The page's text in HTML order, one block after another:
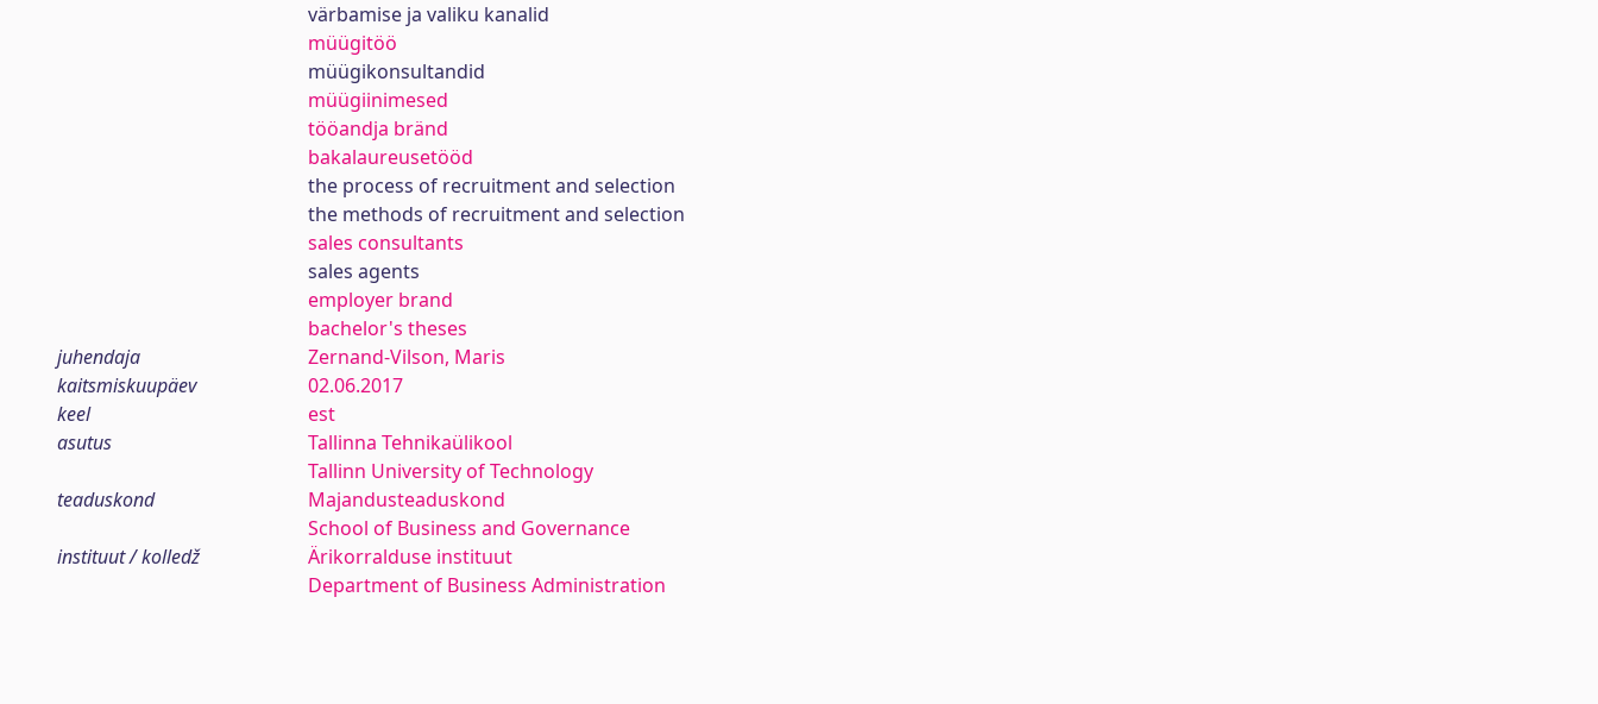
värbamise ja valiku kanalid
müügitöö
müügikonsultandid
müügiinimesed
tööandja bränd
bakalaureusetööd
the process of recruitment and selection
the methods of recruitment and selection
sales consultants
sales agents
employer brand
bachelor's theses
juhendaja
Zernand-Vilson, Maris
kaitsmiskuupäev
02.06.2017
keel
est
asutus
Tallinna Tehnikaülikool
Tallinn University of Technology
teaduskond
Majandusteaduskond
School of Business and Governance
instituut / kolledž
Ärikorralduse instituut
Department of Business Administration